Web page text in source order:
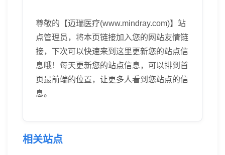
尊敬的【迈瑞医疗(www.mindray.com)】站
点管理员，将本页链接加入您的网站友情链
接，下次可以快速来到这里更新您的站点信
息哦！每天更新您的站点信息，可以排到首
页最前端的位置，让更多人看到您站点的信
息。
相关站点